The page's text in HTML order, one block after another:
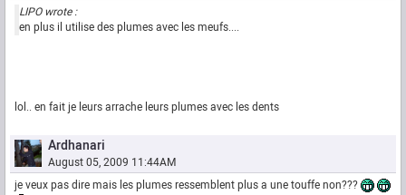
LIPO wrote :
en plus il utilise des plumes avec les meufs....
lol.. en fait je leurs arrache leurs plumes avec les dents
Ardhanari
August 05, 2009 11:44AM
je veux pas dire mais les plumes ressemblent plus a une touffe non???